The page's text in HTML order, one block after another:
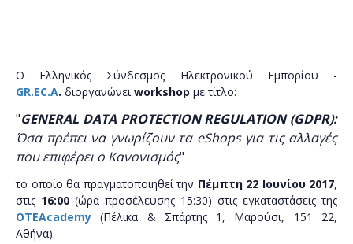
Ο Ελληνικός Σύνδεσμος Ηλεκτρονικού Εμπορίου -
GR.EC.A. διοργανώνειworkshop με τίτλο:
"GENERAL DATA PROTECTION REGULATION (GDPR):
Όσα πρέπει να γνωρίζουν τα eShops για τις αλλαγές
που επιφέρει ο Κανονισμός"
το οποίο θα πραγματοποιηθεί την Πέμπτη 22 Ιουνίου 2017,
στις 16:00 (ώρα προσέλευσης 15:30) στις εγκαταστάσεις της
OTEAcademy (Πέλικα & Σπάρτης 1, Μαρούσι, 151 22,
Αθήνα).